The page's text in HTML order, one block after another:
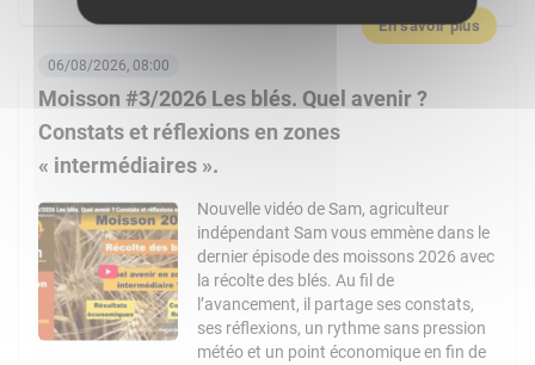
En savoir plus
Moisson #3/2026 Les blés. Quel avenir ?
Constats et réflexions en zones
« intermédiaires ».
06/08/2026, 08:00
Nouvelle vidéo de Sam, agriculteur
indépendant Sam vous emmène dans le
dernier épisode des moissons 2026 avec
la récolte des blés. Au fil de
l’avancement, il partage ses constats,
ses réflexions, un rythme sans pression
météo et un point économique en fin de